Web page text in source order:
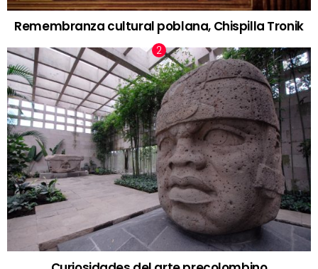
Remembranza cultural poblana, Chispilla Tronik